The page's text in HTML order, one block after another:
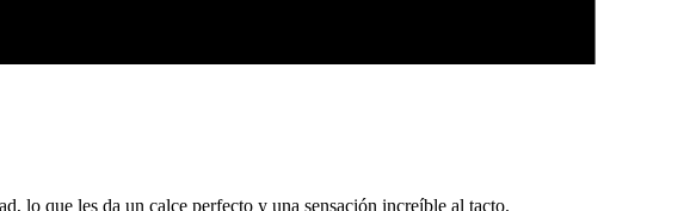
lo que les da un calce perfecto y una sensación increíble al tacto.